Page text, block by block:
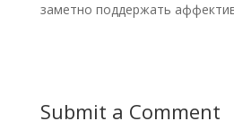
заметно поддержать
Submit a Comment